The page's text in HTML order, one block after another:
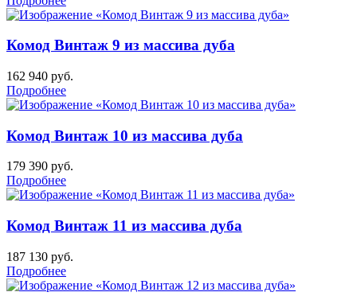
Комод Винтаж 9 из массива дуба
162 940 руб.
Подробнее
Комод Винтаж 10 из массива дуба
179 390 руб.
Подробнее
Комод Винтаж 11 из массива дуба
187 130 руб.
Подробнее